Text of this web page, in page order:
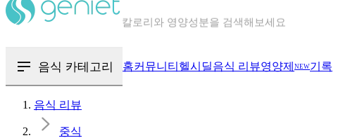
혈당 · 다이어트 음식 검색해보세요
음식 카테고리 홈커뮤니티 헬시딜음식 리뷰영양제 NEW기록
음식 리뷰
중식